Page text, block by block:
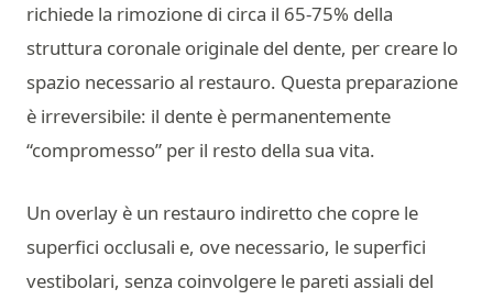
richiede la rimozione di circa il 65-75% della
struttura coronale originale del dente, per creare lo
spazio necessario al restauro. Questa preparazione
è irreversibile: il dente è permanentemente
“compromesso” per il resto della sua vita.
Un overlay è un restauro indiretto che copre le
superfici occlusali e, ove necessario, le superfici
vestibolari, senza coinvolgere le pareti assiali del